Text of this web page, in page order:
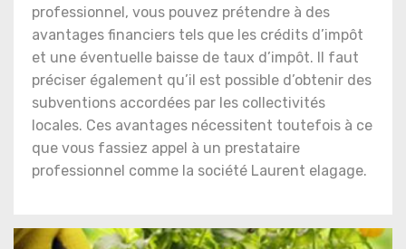
professionnel, vous pouvez prétendre à des
avantages financiers tels que les crédits d’impôt
et une éventuelle baisse de taux d’impôt. Il faut
préciser également qu’il est possible d’obtenir des
subventions accordées par les collectivités
locales. Ces avantages nécessitent toutefois à ce
que vous fassiez appel à un prestataire
professionnel comme la société Laurent elagage.